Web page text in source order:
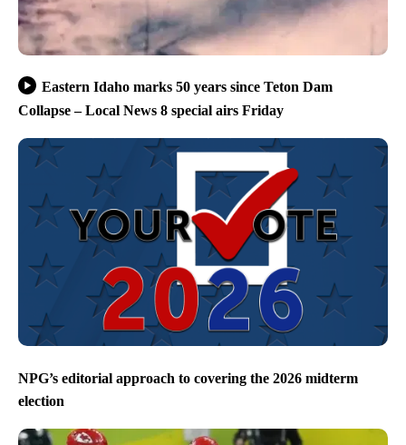
Eastern Idaho marks 50 years since Teton Dam
Collapse – Local News 8 special airs Friday
NPG’s editorial approach to covering the 2026 midterm
election